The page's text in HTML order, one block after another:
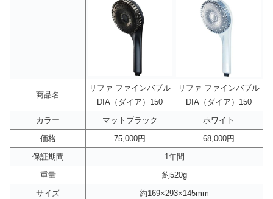
商品名
リファ ファインバブル
DIA（ダイア）150
リファ ファインバブル
DIA（ダイア）150
カラー
マットブラック
ホワイト
価格
75,000円
68,000円
保証期間
1年間
重量
約520g
サイズ
約169×293×145mm